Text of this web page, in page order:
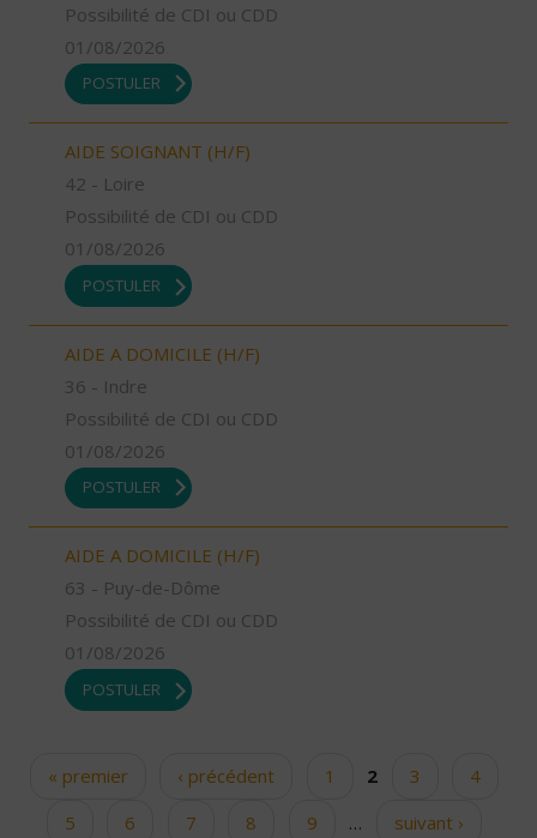
Possibilité de CDI ou CDD
01/08/2026
POSTULER
AIDE SOIGNANT (H/F)
42 - Loire
Possibilité de CDI ou CDD
01/08/2026
POSTULER
AIDE A DOMICILE (H/F)
36 - Indre
Possibilité de CDI ou CDD
01/08/2026
POSTULER
AIDE A DOMICILE (H/F)
63 - Puy-de-Dôme
Possibilité de CDI ou CDD
01/08/2026
POSTULER
Pages« premier ‹ précédent 1 2 3
4
5
6 7 8 9 …
suivant ›